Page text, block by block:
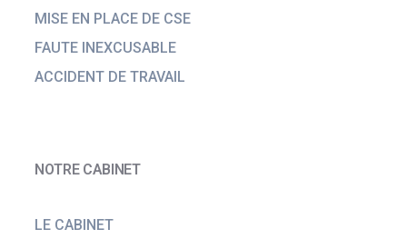
MISE EN PLACE DE CSE
FAUTE INEXCUSABLE
ACCIDENT DE TRAVAIL
NOTRE CABINET
LE CABINET